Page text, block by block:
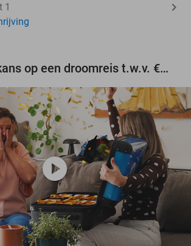
1
Maak gratis kans op een droomreis t.w.v. €3.000!
play_circle